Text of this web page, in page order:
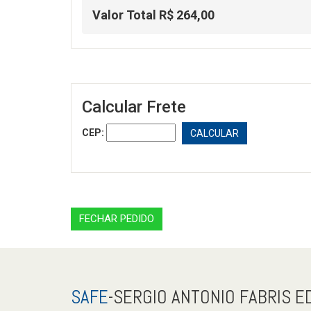
Valor Total R$ 264,00
Calcular Frete
CEP: CALCULAR
FECHAR PEDIDO
SAFE-SERGIO ANTONIO FABRIS